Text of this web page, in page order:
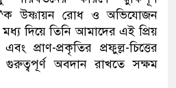
উষ্ণায়ন রোধ ও অভিযোজন
দিয়ে তিনি আমাদের এই প্রিয়
প্রাণ-প্রকৃতির প্রফুল্ল-চিত্তের
গুরুত্বপূর্ণ অবদান রাখতে সক্ষম